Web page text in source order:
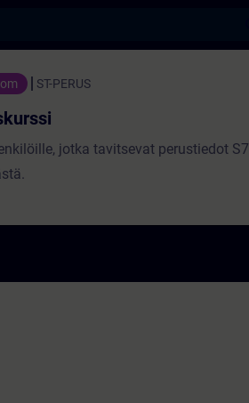
培訓 - 專業發展 | SITRAIN
ST-PERUS
jotka tavitsevat perustiedot